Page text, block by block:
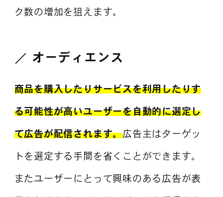
ク数の増加を狙えます。
オーディエンス
商品を購入したりサービスを利用したりす
る可能性が高いユーザーを自動的に選定し
て広告が配信されます。広告主はターゲッ
トを選定する手間を省くことができます。
またユーザーにとって興味のある広告が表